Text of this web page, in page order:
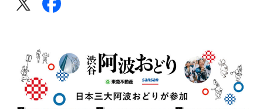
テクノロジー
会社情報
株主・投資家情報